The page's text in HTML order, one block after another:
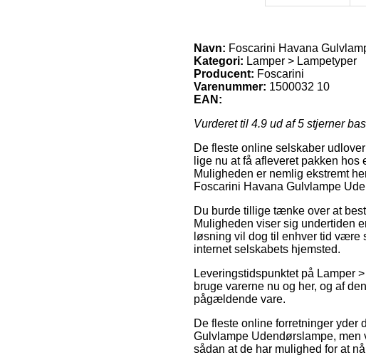
Navn: Foscarini Havana
Kategori: Lamper > Lampetyper
Producent: Foscarini
Varenummer: 1500032 10
EAN:
Vurderet til 4.9 ud af 5 stjerner
De fleste online selskaber
lige nu at få afleveret pakken
Muligheden er nemlig ekstremt
Foscarini Havana Gulvlampe
Du burde tillige tænke over at
Muligheden viser sig undertiden
løsning vil dog til enhver tid
internet selskabets hjemsted.
Leveringstidspunktet på Lamper
bruge varerne nu og her, og af
pågældende vare.
De fleste online forretninger yder
Gulvlampe Udendørslampe,
sådan at de har mulighed for at